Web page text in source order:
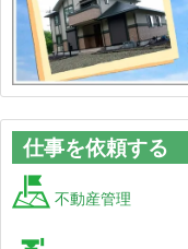
仕事を依頼する
不動産管理